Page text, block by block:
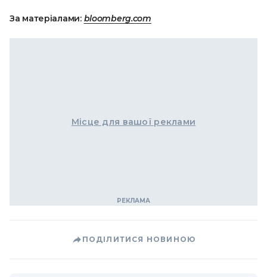
За матеріалами: bloomberg.com
Місце для вашої реклами
ПОДІЛИТИСЯ НОВИНОЮ